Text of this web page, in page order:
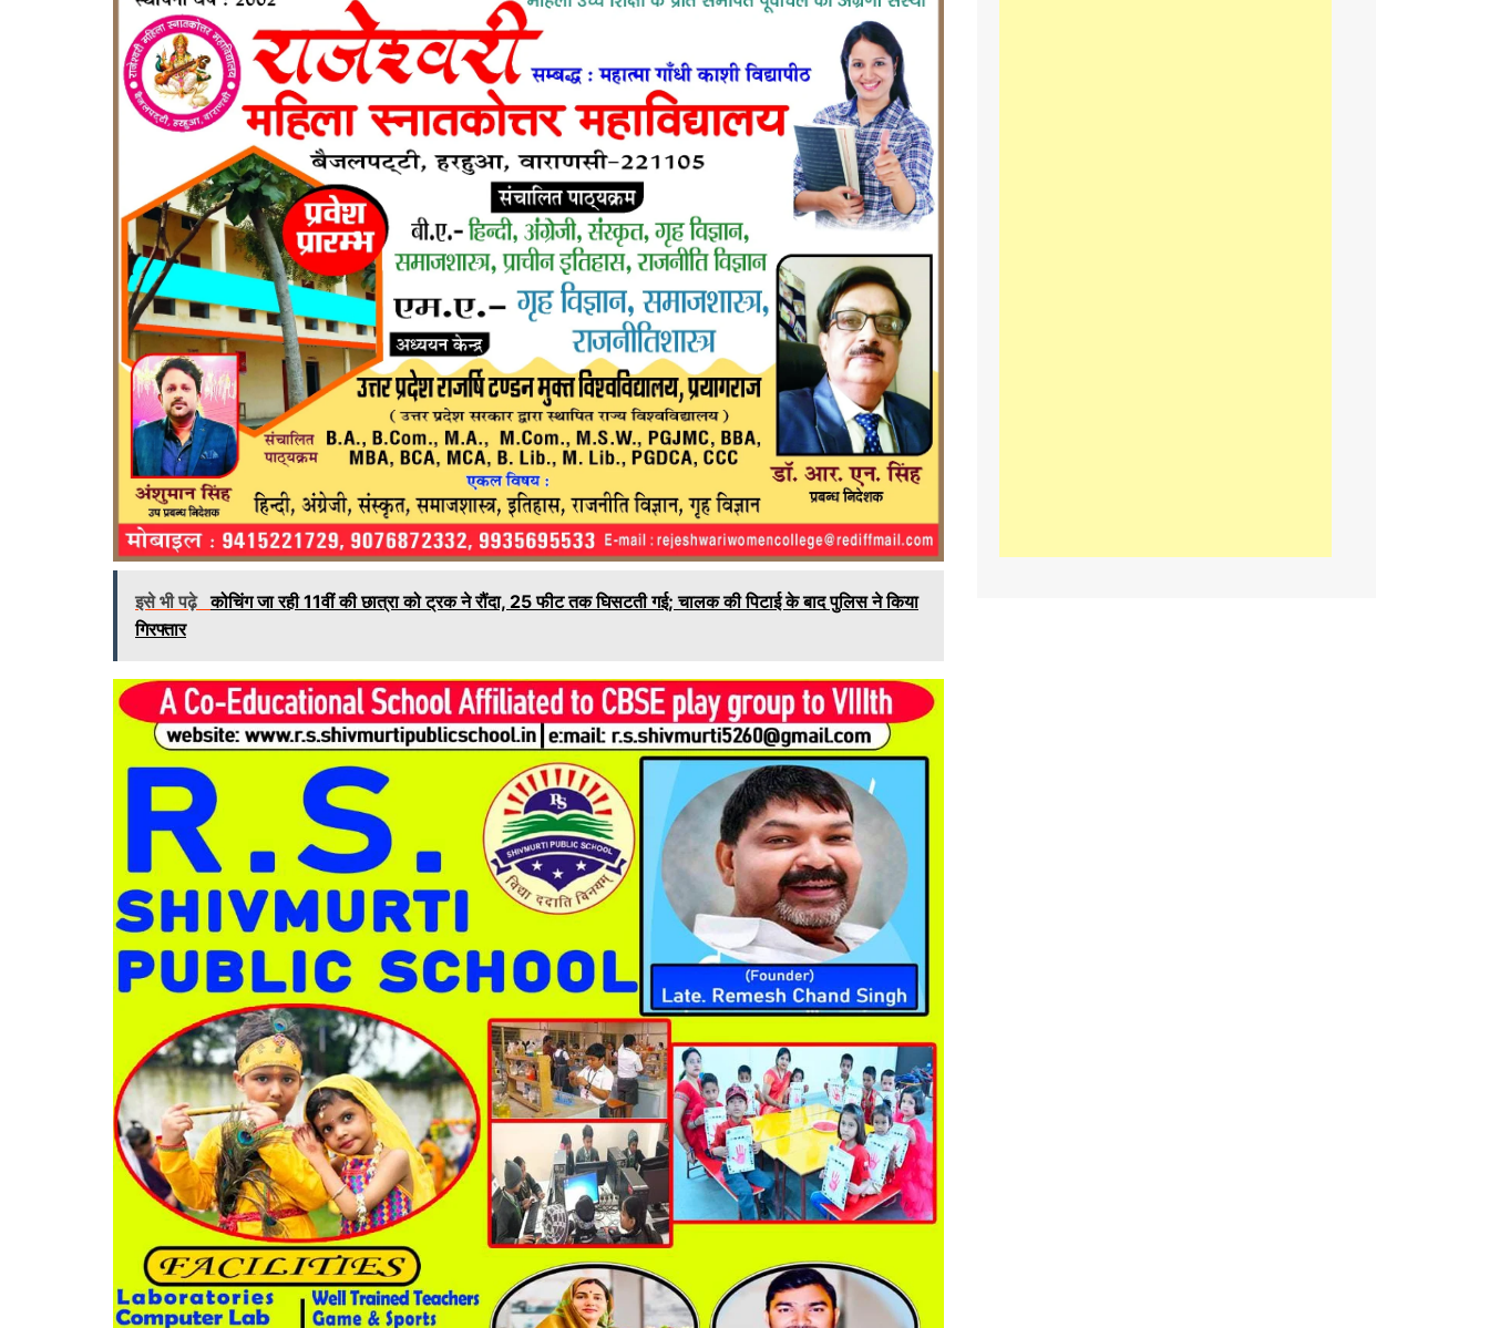
इसे भी पढ़े कोचिंग जा रही 11वीं की छात्रा को ट्रक ने रौंदा, 25 फीट तक घिसटती गई; चालक की पिटाई के बाद पुलिस ने किया
गिरफ्तार